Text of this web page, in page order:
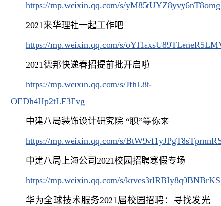
https://mp.weixin.qq.com/s/
2021来华理社一起工作吧
https://mp.weixin.qq.com/s/
2021德邦快递春招提前批开启啦
https://mp.weixin.qq.com/s/JfhL8t-
OEDh4Hp2tLF3Evg
中建八局装饰设计研究院 “职”等你来
https://mp.weixin.qq.com/s/
中建八局上海公司 2021校园招聘寒假专场
https://mp.weixin.qq.com/s/
华为全球技术服务2021届校园招聘：寻找发光